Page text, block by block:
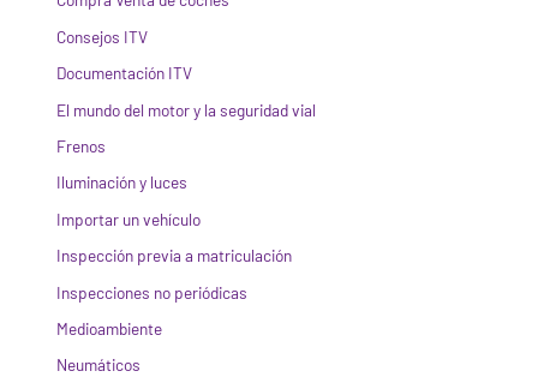
Consejos ITV
Documentación ITV
El mundo del motor y la seguridad vial
Frenos
Iluminación y luces
Importar un vehículo
Inspección previa a matriculación
Inspecciones no periódicas
Medioambiente
Neumáticos